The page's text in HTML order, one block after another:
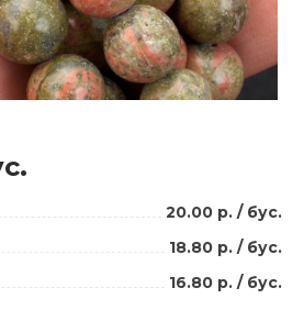
20.00 р. / бус.
18.80 р. / бус.
16.80 р. / бус.